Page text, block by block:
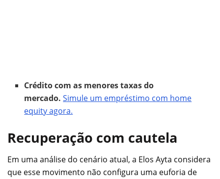
Crédito com as menores taxas do
mercado. Simule um empréstimo com home
equity agora.
Recuperação com cautela
Em uma análise do cenário atual, a Elos Ayta considera
que esse movimento não configura uma euforia de